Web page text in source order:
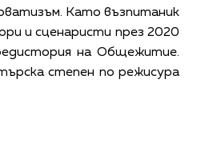
Като възпитаник
и сценаристи през 2020
на Общежитие.
степен по режисура